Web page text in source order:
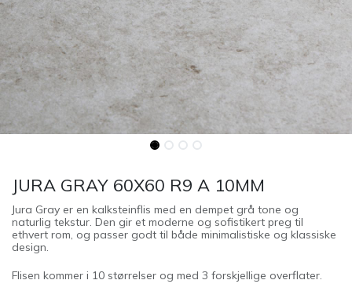
JURA GRAY 60X60 R9 A 10MM
Jura Gray er en kalksteinflis med en dempet grå tone og
naturlig tekstur. Den gir et moderne og sofistikert preg til
ethvert rom, og passer godt til både minimalistiske og klassiske
design.
Flisen kommer i 10 størrelser og med 3 forskjellige overflater.